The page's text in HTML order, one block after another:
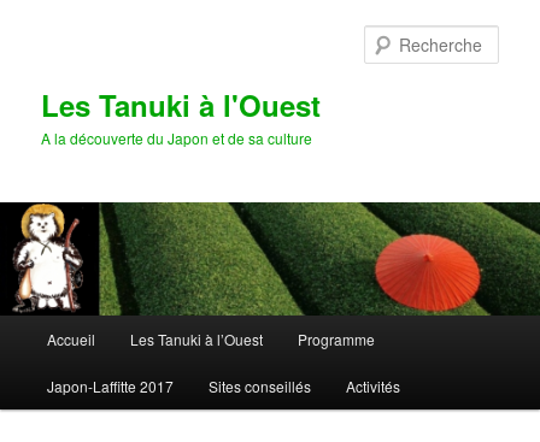
Les Tanuki à l'Ouest
A la découverte du Japon et de sa culture
principal
Accueil Les Tanuki à l’Ouest Programme
Japon-Laffitte 2017 Sites conseillés Activités